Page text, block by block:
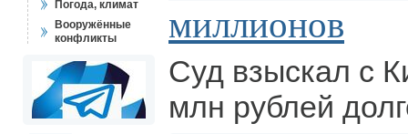
Погода, климат
Вооружённые
конфликты
миллионов
Суд взыскал с
млн рублей